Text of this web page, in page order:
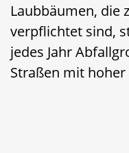
Laubbäumen, die
verpflichtet sind,
jedes Jahr
Straßen mit